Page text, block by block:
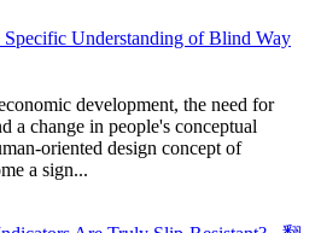
Understanding of Blind Way
development, the need for
a change in people's conceptual
oriented design concept of
a sign...